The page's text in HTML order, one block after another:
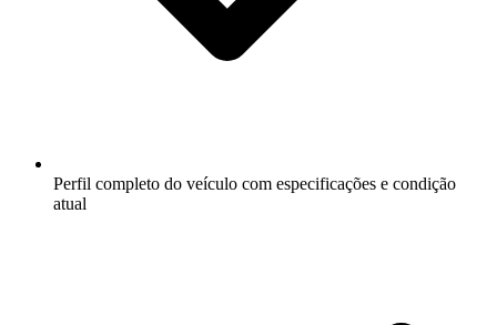
Perfil completo do veículo com especificações e condição
atual